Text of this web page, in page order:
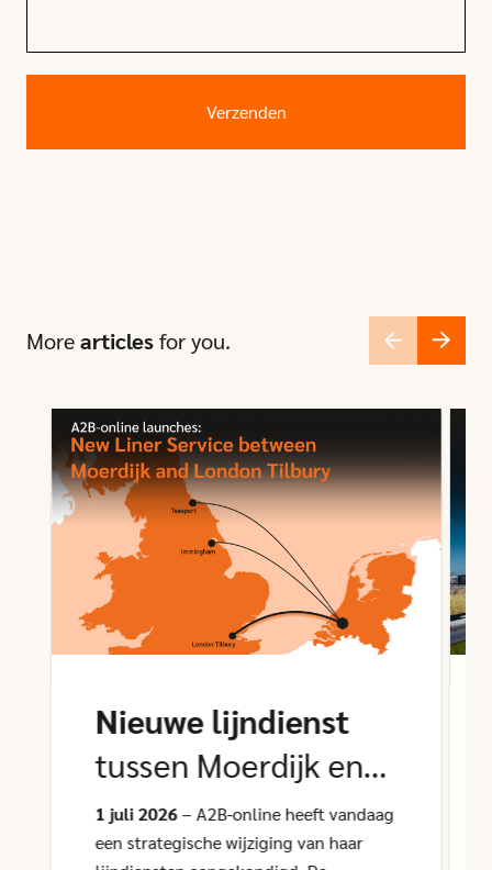
Morearticlesfor you.
Nieuwe lijndienst
tussen Moerdijk en
Tilbury
1 juli 2026– A2B-online heeft vandaag
een strategische wijziging van haar